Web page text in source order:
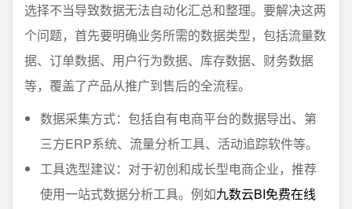
选择不当导致数据无法自动化汇总和整理。要解决这两
个问题，首先要明确业务所需的数据类型，包括流量数
据、订单数据、用户行为数据、库存数据、财务数据
等，覆盖了产品从推广到售后的全流程。
数据采集方式：包括自有电商平台的数据导出、第
三方ERP系统、流量分析工具、活动追踪软件等。
工具选型建议：对于初创和成长型电商企业，推荐
使用一站式数据分析工具。例如九数云BI免费在线